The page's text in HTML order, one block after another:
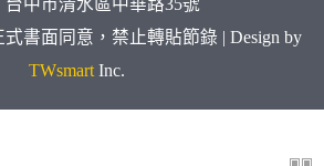
台中市清水區中華路35號
書面同意，禁止轉貼節錄 | Design by
TWsmartInc.